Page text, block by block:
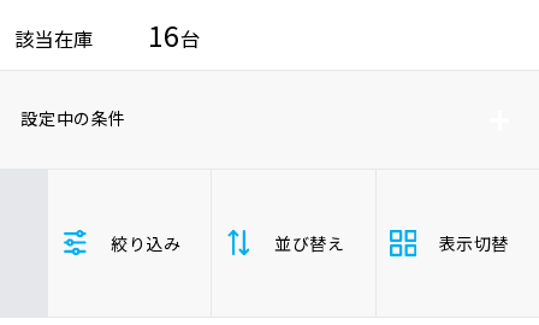
該当在庫 16台
設定中の条件
年式(上限)
絞り込み 並び替え 表示切替